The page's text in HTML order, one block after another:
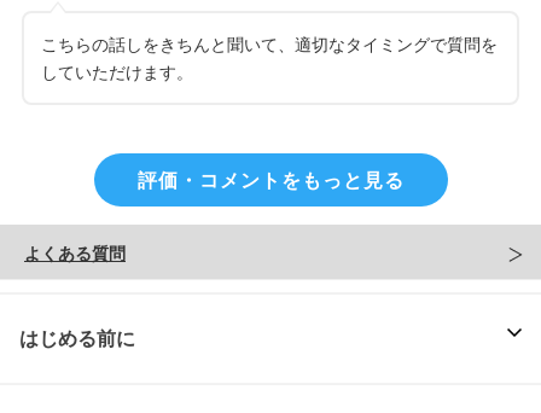
こちらの話しをきちんと聞いて、適切なタイミングで質問を
していただけます。
評価・コメントをもっと見る
よくある質問
はじめる前に